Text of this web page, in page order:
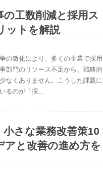
工数削減と採用ス
ットを解説
の激化により、多くの企業で採用
部門のリソース不足から、戦略的
なくありません。こうした課題に
るのが「採…
小さな業務改善策10
アと改善の進め方を